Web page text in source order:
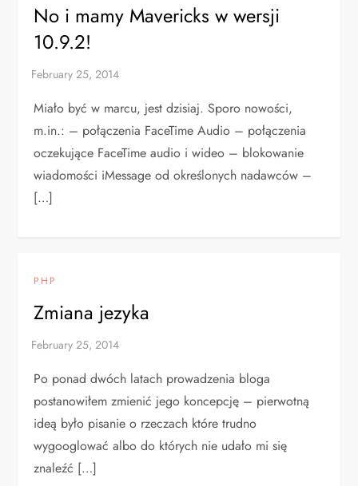
No i mamy Mavericks w wersji
10.9.2!
Miało być w marcu, jest dzisiaj. Sporo nowości,
m.in.: – połączenia FaceTime Audio – połączenia
oczekujące FaceTime audio i wideo – blokowanie
wiadomości iMessage od określonych nadawców –
[…]
PHP
Zmiana jezyka
Po ponad dwóch latach prowadzenia bloga
postanowiłem zmienić jego koncepcję – pierwotną
ideą było pisanie o rzeczach które trudno
wygooglować albo do których nie udało mi się
znaleźć […]